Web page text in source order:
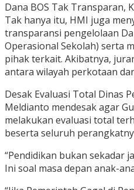
Dana BOS Tak Transparan,
Tak hanya itu, HMI juga
transparansi pengelolaan
Operasional Sekolah) serta
pihak terkait. Akibatnya,
antara wilayah perkotaan
Desak Evaluasi Total Dinas
Meldianto mendesak agar
melakukan evaluasi total
beserta seluruh
“Pendidikan bukan sekadar
Ini soal masa depan anak-